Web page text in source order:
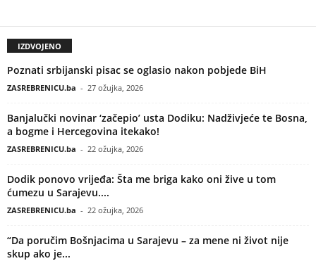
IZDVOJENO
Poznati srbijanski pisac se oglasio nakon pobjede BiH
ZASREBRENICU.ba - 27 ožujka, 2026
Banjalučki novinar ‘začepio’ usta Dodiku: Nadživjeće te Bosna,
a bogme i Hercegovina itekako!
ZASREBRENICU.ba - 22 ožujka, 2026
Dodik ponovo vrijeđa: Šta me briga kako oni žive u tom
ćumezu u Sarajevu....
ZASREBRENICU.ba - 22 ožujka, 2026
“Da poručim Bošnjacima u Sarajevu – za mene ni život nije
skup ako je...